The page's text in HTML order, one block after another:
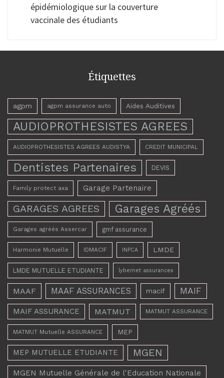
épidémiologique sur la couverture
vaccinale des étudiants
Étiquettes
agpm agpm assurance auto Aides Auditives
AUDIOPROTHESISTES AGREES
AUDIOPROTHESISTES AGREES AUDISTYA CREDIT MUNICIPAL
Dentistes Partenaires DEVIS
Family protect axa Garage Partenaire
GARAGES AGREES Garages Agréés
Garages agréés Assercar gmf assurance
Harmonie Mutuelle IDMACIF INPCA LMDE
LMDE MUTUELLE ETUDIANTE lybernet assurances
MAAF MAAF ASSURANCES macif MAIF
MAIF ASSURANCE MATMUT MATMUT ASSURANCE
MATMUT Mutuelle ASSURANCE MEP
MEP MUTUELLE ETUDIANTE MGEN
MGEN Mutuelle Générale de l'Education Nationale